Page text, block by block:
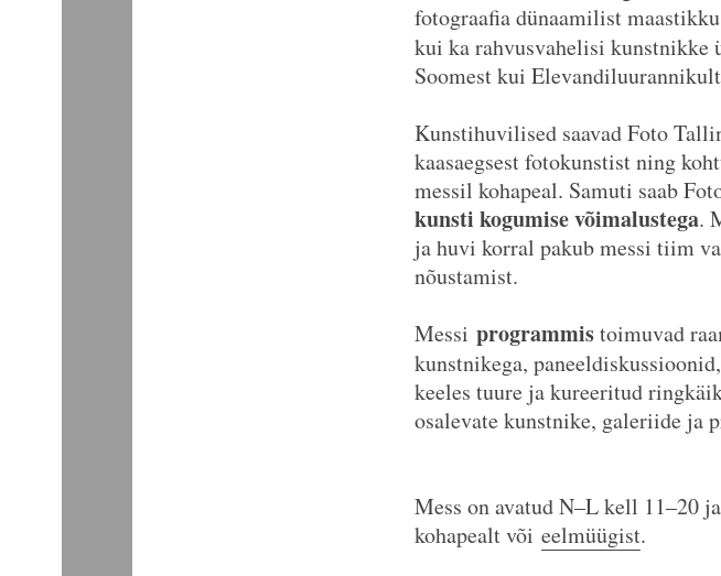
fotograafia dünaamilist
kui ka rahvusvahelisi kunstnikke
Soomest kui
Kunstihuvilised saavad Foto
kaasaegsest fotokunstist ning
messil kohapeal. Samuti saab
kunsti kogumise võimalustega.
ja huvi korral pakub messi tiim
nõustamist.
Messi programmistoimuvad
kunstnikega, paneeldiskussioonid,
keeles tuure ja kureeritud
osalevate kunstnike, galeriide ja
Mess on avatud N–L kell 11–20
kohapealt või eelmüügist.